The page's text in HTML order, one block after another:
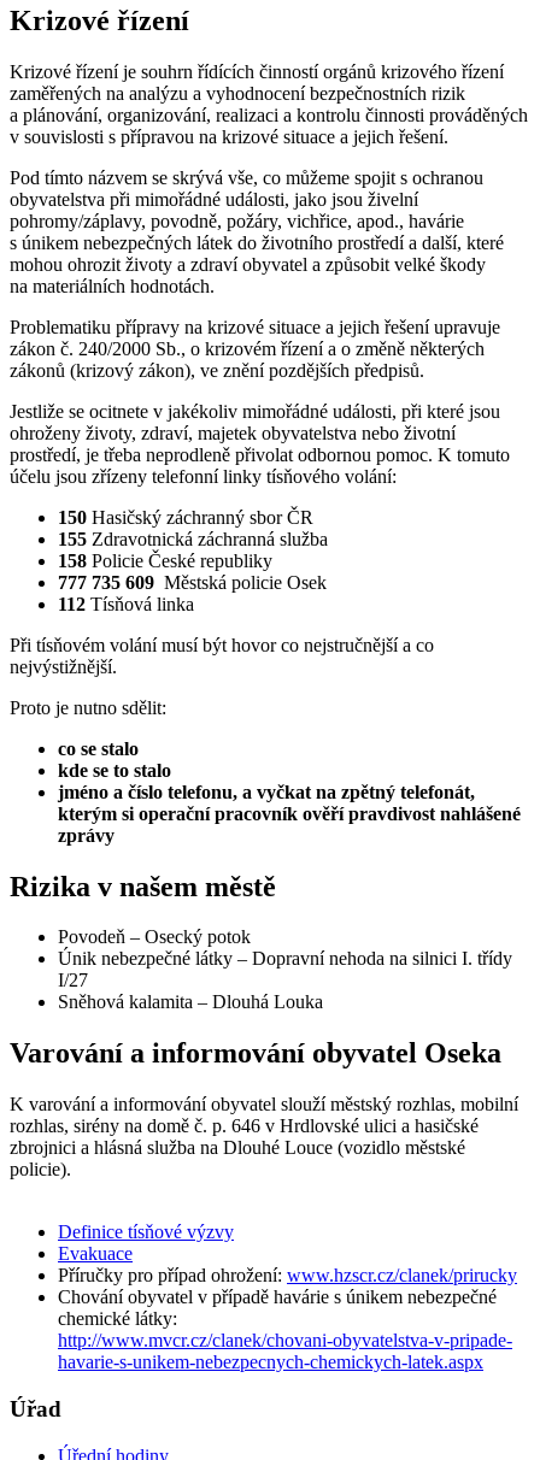
Krizové řízení
Krizové řízení je souhrn řídících činností orgánů krizového řízení
zaměřených na analýzu a vyhodnocení bezpečnostních rizik
a plánování, organizování, realizaci a kontrolu činnosti prováděných
v souvislosti s přípravou na krizové situace a jejich řešení.
Pod tímto názvem se skrývá vše, co můžeme spojit s ochranou
obyvatelstva při mimořádné události, jako jsou živelní
pohromy/záplavy, povodně, požáry, vichřice, apod., havárie
s únikem nebezpečných látek do životního prostředí a další, které
mohou ohrozit životy a zdraví obyvatel a způsobit velké škody
na materiálních hodnotách.
Problematiku přípravy na krizové situace a jejich řešení upravuje
zákon č. 240/2000 Sb., o krizovém řízení a o změně některých
zákonů (krizový zákon), ve znění pozdějších předpisů.
Jestliže se ocitnete v jakékoliv mimořádné události, při které jsou
ohroženy životy, zdraví, majetek obyvatelstva nebo životní
prostředí, je třeba neprodleně přivolat odbornou pomoc. K tomuto
účelu jsou zřízeny telefonní linky tísňového volání:
150 Hasičský záchranný sbor ČR
155 Zdravotnická záchranná služba
158 Policie České republiky
777 735 609 Městská policie Osek
112 Tísňová linka
Při tísňovém volání musí být hovor co nejstručnější a co
nejvýstižnější.
Proto je nutno sdělit:
co se stalo
kde se to stalo
jméno a číslo telefonu, a vyčkat na zpětný telefonát,
kterým si operační pracovník ověří pravdivost nahlášené
zprávy
Rizika v našem městě
Povodeň – Osecký potok
Únik nebezpečné látky – Dopravní nehoda na silnici I. třídy
I/27
Sněhová kalamita – Dlouhá Louka
Varování a informování obyvatel Oseka
K varování a informování obyvatel slouží městský rozhlas, mobilní
rozhlas, sirény na domě č. p. 646 v Hrdlovské ulici a hasičské
zbrojnici a hlásná služba na Dlouhé Louce (vozidlo městské
policie).
Definice tísňové výzvy
Evakuace
Příručky pro případ ohrožení: www.hzscr.cz/clanek/prirucky
Chování obyvatel v případě havárie s únikem nebezpečné
chemické látky:
http://www.mvcr.cz/clanek/chovani-obyvatelstva-v-pripade-
havarie-s-unikem-nebezpecnych-chemickych-latek.aspx
Úřad
Úřední hodiny